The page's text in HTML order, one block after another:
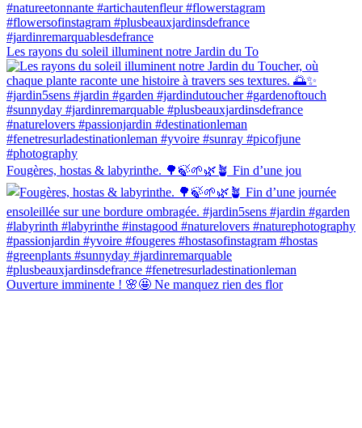
Les rayons du soleil illuminent notre Jardin du To
Fougères, hostas & labyrinthe. 🌳🍃🌱🌿🪴 Fin d’une jou
Ouverture imminente ! 🌸🤩 Ne manquez rien des flor